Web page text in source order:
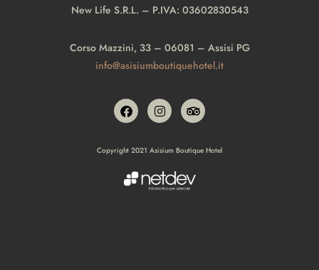
New Life S.R.L. – P.IVA: 03602830543
Corso Mazzini, 33 – 06081 – Assisi PG
info@asisiumboutiquehotel.it
Copyright 2021 Asisium Boutique Hotel